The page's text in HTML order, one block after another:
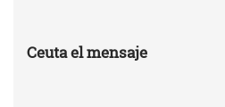
Ceuta el mensaje